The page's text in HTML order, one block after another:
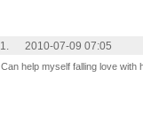
1. 2010-07-09 07:05
Can help myself falling love with